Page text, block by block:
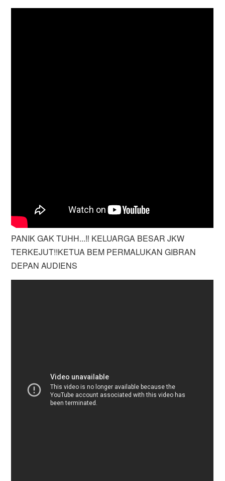
PANIK GAK TUHH...‼️ KELUARGA BESAR JKW
TERKEJUT!!KETUA BEM PERMALUKAN GIBRAN
DEPAN AUDIENS